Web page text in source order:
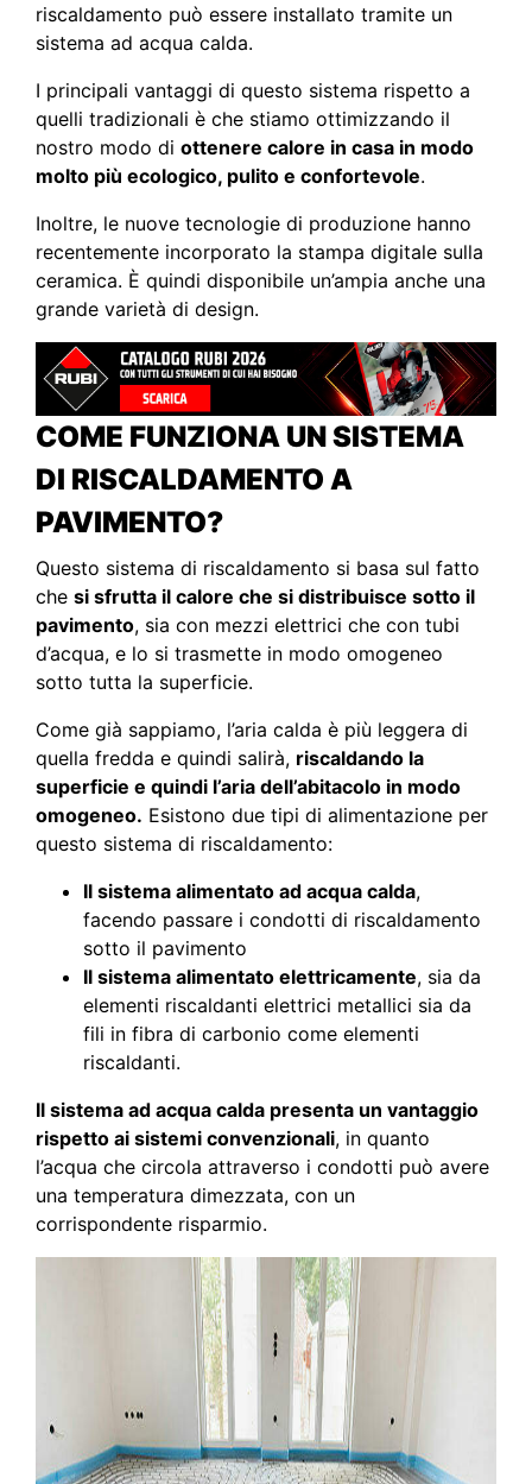
riscaldamento può essere installato tramite un
sistema ad acqua calda.
I principali vantaggi di questo sistema rispetto a
quelli tradizionali è che stiamo ottimizzando il
nostro modo di ottenere calore in casa in modo
molto più ecologico, pulito e confortevole.
Inoltre, le nuove tecnologie di produzione hanno
recentemente incorporato la stampa digitale sulla
ceramica. È quindi disponibile un’ampia anche una
grande varietà di design.
COME FUNZIONA UN SISTEMA
DI RISCALDAMENTO A
PAVIMENTO?
Questo sistema di riscaldamento si basa sul fatto
che si sfrutta il calore che si distribuisce sotto il
pavimento, sia con mezzi elettrici che con tubi
d’acqua, e lo si trasmette in modo omogeneo
sotto tutta la superficie.
Come già sappiamo, l’aria calda è più leggera di
quella fredda e quindi salirà, riscaldando la
superficie e quindi l’aria dell’abitacolo in modo
omogeneo. Esistono due tipi di alimentazione per
questo sistema di riscaldamento:
Il sistema alimentato ad acqua calda,
facendo passare i condotti di riscaldamento
sotto il pavimento
Il sistema alimentato elettricamente, sia da
elementi riscaldanti elettrici metallici sia da
fili in fibra di carbonio come elementi
riscaldanti.
Il sistema ad acqua calda presenta un vantaggio
rispetto ai sistemi convenzionali, in quanto
l’acqua che circola attraverso i condotti può avere
una temperatura dimezzata, con un
corrispondente risparmio.